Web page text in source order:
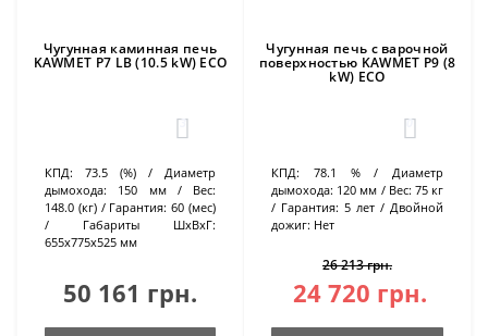
Чугунная каминная печь
KAWMET P7 LB (10.5 kW) ECO
3
КПД: 73.5 (%)
Диаметр
дымохода:
150 мм
Вес:
148.0 (кг)
Гарантия: 60 (мес)
Габариты ШхВхГ:
655х775х525 мм
50 161 грн.
Чугунная печь с варочной
поверхностью KAWMET P9 (8
kW) ECО
0
КПД: 78.1 %
Диаметр
дымохода: 120 мм Вес: 75 кг
Гарантия: 5 лет
Двойной
дожиг: Нет
26 213 грн.
24 720 грн.